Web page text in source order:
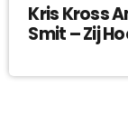
Kris Kross
Smit – Zij